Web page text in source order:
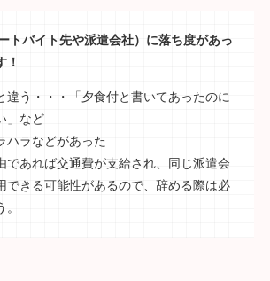
トバイト先や派遣会社）に落ち度があっ
！
違う・・・「夕食付と書いてあったのに
」など
ハラなどがあった
であれば交通費が支給され、同じ派遣会
できる可能性があるので、辞める際は必